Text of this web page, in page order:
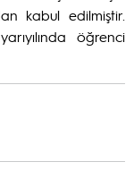
kabul edilmiştir.
öğrenci